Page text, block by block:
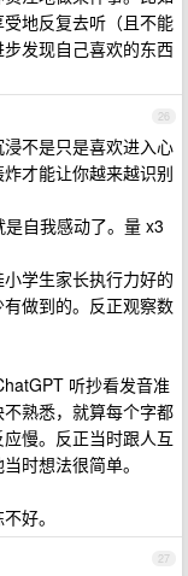
地反复去听（且不能
发现自己喜欢的东西
26
不是只是喜欢进入心
才能让你越来越识别
自我感动了。量 x3
学生家长执行力好的
做到的。反正观察数
听抄看发音准
熟悉，就算每个字都
慢。反正当时跟人互
时想法很简单。
好。
27